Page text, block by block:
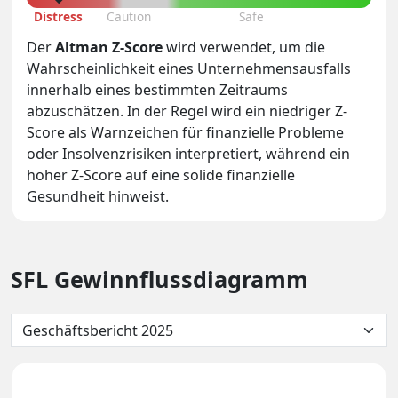
Distress Caution Safe
DerAltman Z-Scorewird verwendet, um die
Wahrscheinlichkeit eines Unternehmensausfalls
innerhalb eines bestimmten Zeitraums
abzuschätzen. In der Regel wird ein niedriger Z-
Score als Warnzeichen für finanzielle Probleme
oder Insolvenzrisiken interpretiert, während ein
hoher Z-Score auf eine solide finanzielle
Gesundheit hinweist.
SFL Gewinnflussdiagramm